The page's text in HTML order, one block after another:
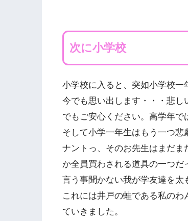
次に小学校
小学校に入ると、突如小学校一
今でも思い出します・・・悲し
でもご安心ください。高学年で
そして小学一年生はもう一つ悲
ナントっ、そのお先生はまだ
か全員買わされる道具の一つだ
言う事聞かない我が学友達を太
これには井戸の蛙である私の
ていきました。